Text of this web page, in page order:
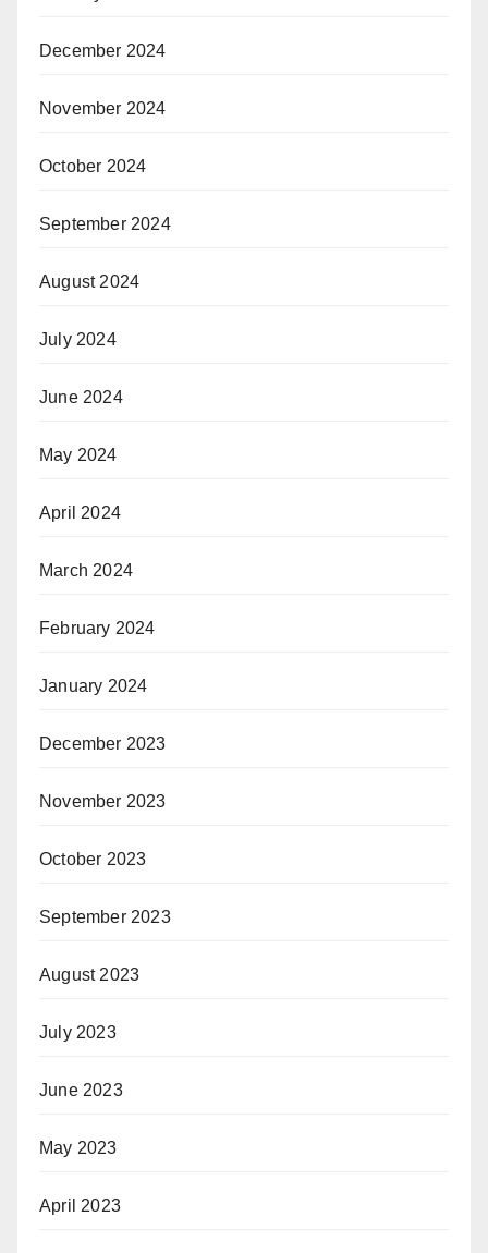
December 2024
November 2024
October 2024
September 2024
August 2024
July 2024
June 2024
May 2024
April 2024
March 2024
February 2024
January 2024
December 2023
November 2023
October 2023
September 2023
August 2023
July 2023
June 2023
May 2023
April 2023